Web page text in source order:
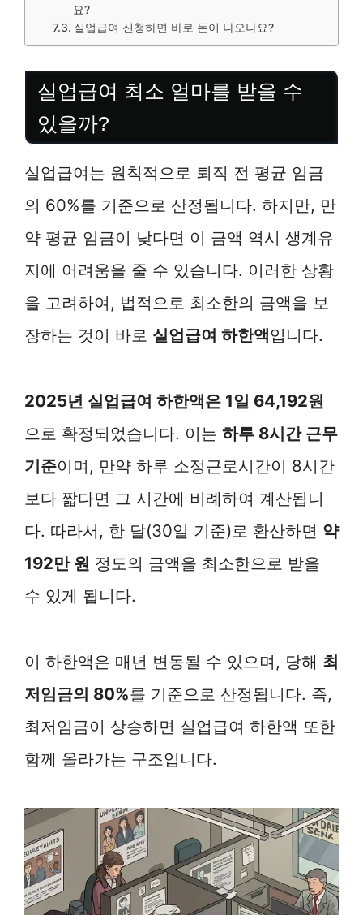
요?
실업급여 신청하면 바로 돈이 나오나요?
실업급여 최소 얼마를 받을 수
있을까?
실업급여는 원칙적으로 퇴직 전 평균 임금
의 60%를 기준으로 산정됩니다. 하지만, 만
약 평균 임금이 낮다면 이 금액 역시 생계유
지에 어려움을 줄 수 있습니다. 이러한 상황
을 고려하여, 법적으로 최소한의 금액을 보
장하는 것이 바로 실업급여 하한액입니다.
2025년 실업급여 하한액은 1일 64,192원
으로 확정되었습니다. 이는 하루 8시간 근무
기준이며, 만약 하루 소정근로시간이 8시간
보다 짧다면 그 시간에 비례하여 계산됩니
다. 따라서, 한 달(30일 기준)로 환산하면 약
192만 원 정도의 금액을 최소한으로 받을
수 있게 됩니다.
이 하한액은 매년 변동될 수 있으며, 당해 최
저임금의 80%를 기준으로 산정됩니다. 즉,
최저임금이 상승하면 실업급여 하한액 또한
함께 올라가는 구조입니다.